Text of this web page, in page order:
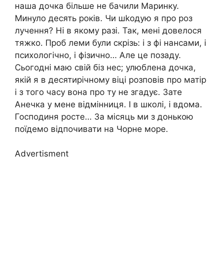
наша дочка більше не бачили Маринку.
Минуло десять років. Чи шkодую я про роз
лучення? Ні в якому разі. Так, мені довелося
тяжко. Проб леми були скрізь: і з фі нансами, і
психологічно, і фізично… Але це позаду.
Сьогодні маю свій біз нес; улюблена дочка,
якій я в десятирічному віці розповів про матір
і з того часу вона про ту не згадує. Зате
Анечка у мене відмінниця. І в школі, і вдома.
Господиня росте… За місяць ми з донькою
поїдемо відпочивати на Чорне море.
Advertisment